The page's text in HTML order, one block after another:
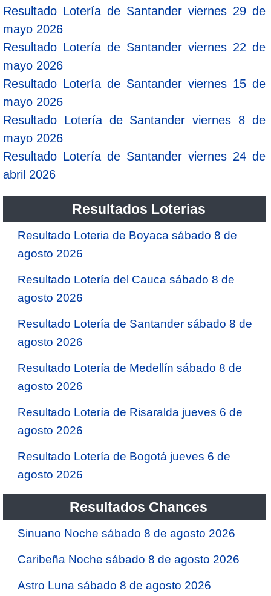
Resultado Lotería de Santander viernes 29 de
mayo 2026
Resultado Lotería de Santander viernes 22 de
mayo 2026
Resultado Lotería de Santander viernes 15 de
mayo 2026
Resultado Lotería de Santander viernes 8 de
mayo 2026
Resultado Lotería de Santander viernes 24 de
abril 2026
Resultados Loterias
Resultado Loteria de Boyaca sábado 8 de
agosto 2026
Resultado Lotería del Cauca sábado 8 de
agosto 2026
Resultado Lotería de Santander sábado 8 de
agosto 2026
Resultado Lotería de Medellín sábado 8 de
agosto 2026
Resultado Lotería de Risaralda jueves 6 de
agosto 2026
Resultado Lotería de Bogotá jueves 6 de
agosto 2026
Resultados Chances
Sinuano Noche sábado 8 de agosto 2026
Caribeña Noche sábado 8 de agosto 2026
Astro Luna sábado 8 de agosto 2026